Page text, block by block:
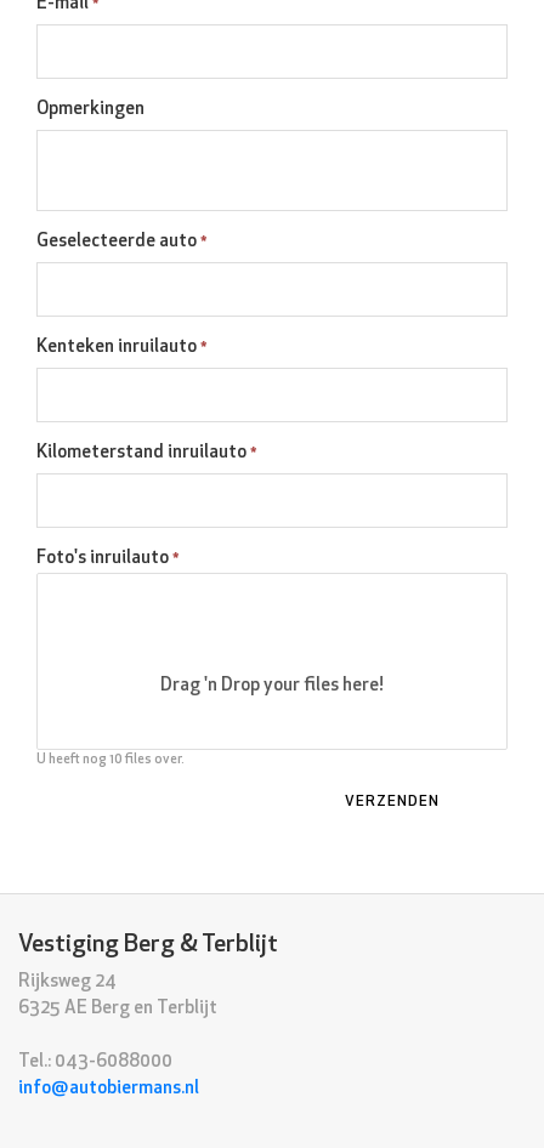
E-mail *
Opmerkingen
Geselecteerde auto *
Kenteken inruilauto *
Kilometerstand inruilauto *
Foto's inruilauto *
Drag 'n Drop your files here!
U heeft nog 10 files over.
Vestiging Berg & Terblijt
Rijksweg 24
6325 AE Berg en Terblijt
Tel.: 043-6088000
info@autobiermans.nl